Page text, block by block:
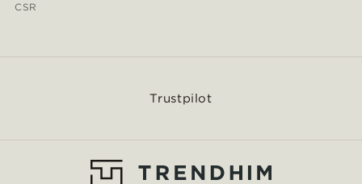
CSR
Trustpilot